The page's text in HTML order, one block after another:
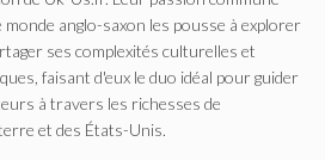
monde anglo-saxon les pousse à explorer
ses complexités culturelles et
faisant d'eux le duo idéal pour guider
à travers les richesses de
et des États-Unis.